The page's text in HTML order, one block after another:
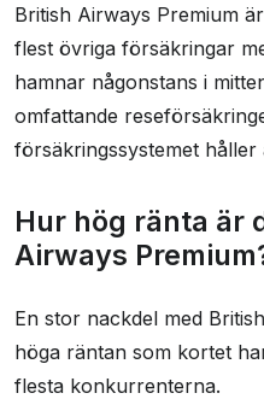
British Airways Premium
flest övriga försäkringar
hamnar någonstans i
omfattande
försäkringssystemet håller
Hur hög ränta är
Airways
En stor nackdel med
höga räntan som kortet
flesta konkurrenterna.